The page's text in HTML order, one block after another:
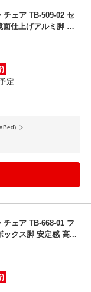
チェア TB-509-02 セ
面仕上げアルミ脚 独
)
定
チェア TB-668-01 フ
ックス脚 安定感 高...
)